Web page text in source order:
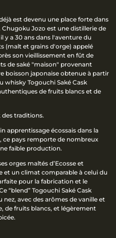
est devenu une place forte dans
Jozo est une distillerie de
y a 30 ans dans l'aventure du
(malt et grains d'orge) appelé
son vieillissement en fût de
de saké "maison" provenant
boisson japonaise obtenue à partir
Togouchi Saké Cask
de fruits blancs et de
des traditions.
apprentissage écossais dans la
ce pays remporte de nombreux
faible production.
orges maltés d’Ecosse et
et un climat comparable à celui du
pour la fabrication et le
“blend” Togouchi Saké Cask
nez, avec des arômes de vanille et
de fruits blancs, et légèrement